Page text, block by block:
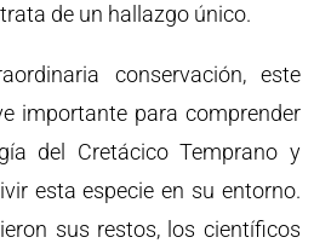
trata de un hallazgo único.
conservación, este
importante para comprender
del Cretácico Temprano y
esta especie en su entorno.
sus restos, los científicos